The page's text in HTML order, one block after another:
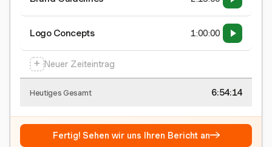
Logo Concepts 1:00:00
+ Neuer Zeiteintrag
Heutiges Gesamt 6:54:15
Fertig! Sehen wir uns Ihren Bericht an→